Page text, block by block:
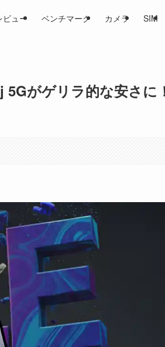
ビュー ベンチマーク カメラ SIM
5Gがゲリラ的な安さに